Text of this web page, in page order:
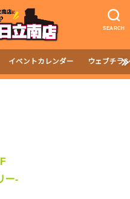
SEARCH
イベントカレンダー ウェブチラ
ー-